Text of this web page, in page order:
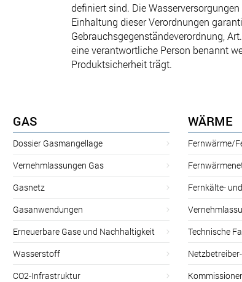
definiert sind. Die
Einhaltung dieser Verordnungen
Gebrauchsgegenständeverordnung,
eine verantwortliche Person benannt
Produktsicherheit trägt.
GAS
Dossier Gasmangellage
Vernehmlassungen Gas
Gasnetz
Gasanwendungen
Erneuerbare Gase und Nachhaltigkeit
Wasserstoff
CO2-Infrastruktur
WÄRME
Fernwärme/
Fernkälte-
Technische